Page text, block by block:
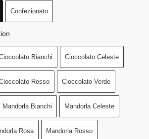
Confezionato
Bianchi Cioccolato Celeste
Rosso Cioccolato Verde
Mandorla Bianchi Mandorla Celeste
Rosa Mandorla Rosso